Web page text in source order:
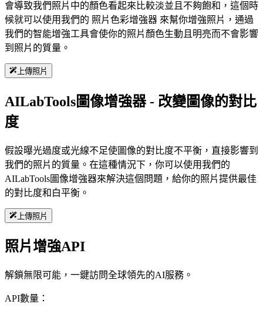
會導致我們照片中的顏色看起來比較淡並且不夠飽和，這個時
候就可以使用我們的 照片色彩增強器 來幫你增強照片，通過
我們的智能增強工具會使你的照片顏色生動且明亮而不會影響
到照片的質量。
上傳照片
AILabTools圖像增強器 - 改變圖像的對比
度
假設曝光過度或光線不足使圖像的對比度不平衡，直接影響到
我們的照片的質量。在這種情況下，你可以使用我們的
AILabTools圖像增強器來解決這個問題，給你的照片提供最佳
的對比度和白平衡。
上傳照片
照片增強API
解鎖無限可能，一鍵訪問全球領先的AI服務。
API數量：